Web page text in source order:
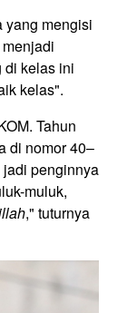
yang mengisi
di kelas ini
kelas".
Tahun
di nomor 40–
penginnya
muluk,
," tuturnya